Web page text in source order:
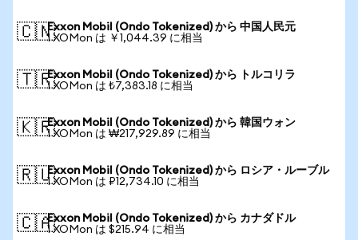
🇨🇳Exxon Mobil (Ondo Tokenized) から 中国人民元
1 XOMon は ￥1,044.39 に相当
🇹🇷Exxon Mobil (Ondo Tokenized) から トルコリラ
1 XOMon は ₺7,383.18 に相当
🇰🇷Exxon Mobil (Ondo Tokenized) から 韓国ウォン
1 XOMon は ₩217,929.89 に相当
🇷🇺Exxon Mobil (Ondo Tokenized) から ロシア・ルーブル
1 XOMon は ₽12,734.10 に相当
🇨🇦Exxon Mobil (Ondo Tokenized) から カナダドル
1 XOMon は $215.94 に相当